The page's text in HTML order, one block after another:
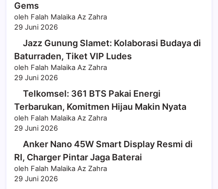
Gems
oleh Falah Malaika Az Zahra
29 Juni 2026
Jazz Gunung Slamet: Kolaborasi Budaya di
Baturraden, Tiket VIP Ludes
oleh Falah Malaika Az Zahra
29 Juni 2026
Telkomsel: 361 BTS Pakai Energi
Terbarukan, Komitmen Hijau Makin Nyata
oleh Falah Malaika Az Zahra
29 Juni 2026
Anker Nano 45W Smart Display Resmi di
RI, Charger Pintar Jaga Baterai
oleh Falah Malaika Az Zahra
29 Juni 2026